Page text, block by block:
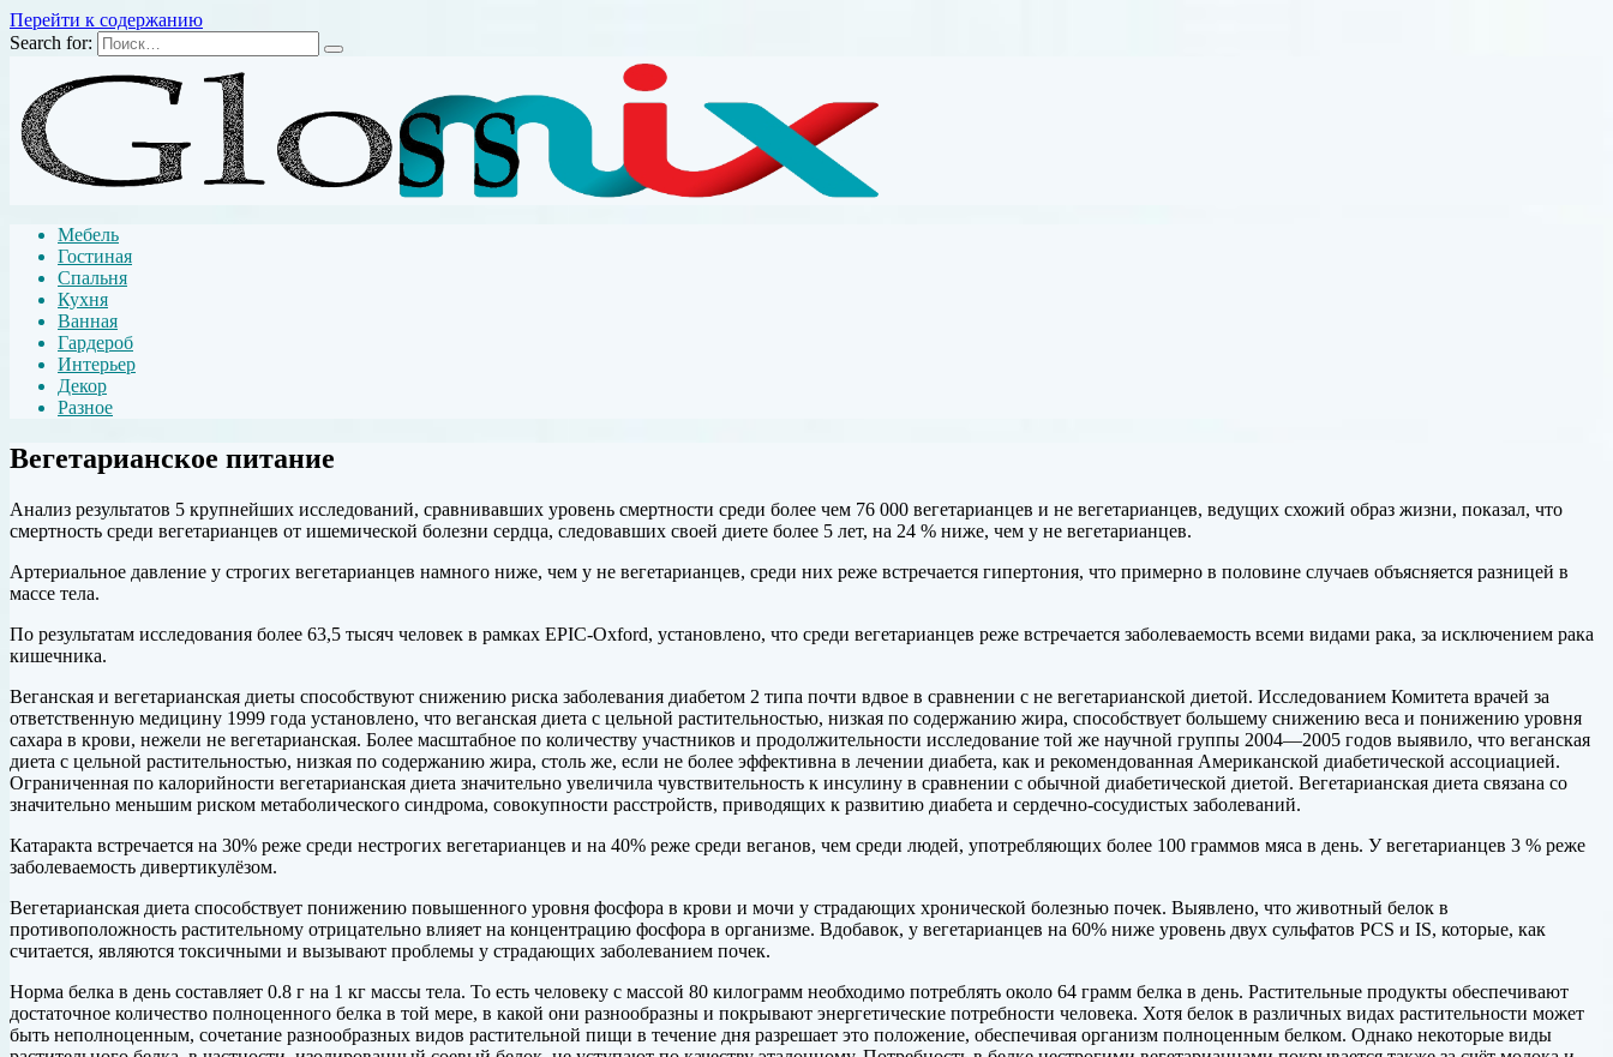
Перейти к содержанию
Search for:
Мебель
Гостиная
Спальня
Кухня
Ванная
Гардероб
Интерьер
Декор
Разное
Вегетарианское питание
Анализ результатов 5 крупнейших исследований, сравнивавших уровень смертности среди более чем 76 000 вегетарианцев и не вегетарианцев, ведущих схожий образ жизни, показал, что
смертность среди вегетарианцев от ишемической болезни сердца, следовавших своей диете более 5 лет, на 24 % ниже, чем у не вегетарианцев.
Артериальное давление у строгих вегетарианцев намного ниже, чем у не вегетарианцев, среди них реже встречается гипертония, что примерно в половине случаев объясняется разницей в
массе тела.
По результатам исследования более 63,5 тысяч человек в рамках EPIC-Oxford, установлено, что среди вегетарианцев реже встречается заболеваемость всеми видами рака, за исключением рака
кишечника.
Веганская и вегетарианская диеты способствуют снижению риска заболевания диабетом 2 типа почти вдвое в сравнении с не вегетарианской диетой. Исследованием Комитета врачей за
ответственную медицину 1999 года установлено, что веганская диета с цельной растительностью, низкая по содержанию жира, способствует большему снижению веса и понижению уровня
сахара в крови, нежели не вегетарианская. Более масштабное по количеству участников и продолжительности исследование той же научной группы 2004—2005 годов выявило, что веганская
диета с цельной растительностью, низкая по содержанию жира, столь же, если не более эффективна в лечении диабета, как и рекомендованная Американской диабетической ассоциацией.
Ограниченная по калорийности вегетарианская диета значительно увеличила чувствительность к инсулину в сравнении с обычной диабетической диетой. Вегетарианская диета связана со
значительно меньшим риском метаболического синдрома, совокупности расстройств, приводящих к развитию диабета и сердечно-сосудистых заболеваний.
Катаракта встречается на 30% реже среди нестрогих вегетарианцев и на 40% реже среди веганов, чем среди людей, употребляющих более 100 граммов мяса в день. У вегетарианцев 3 % реже
заболеваемость дивертикулёзом.
Вегетарианская диета способствует понижению повышенного уровня фосфора в крови и мочи у страдающих хронической болезнью почек. Выявлено, что животный белок в
противоположность растительному отрицательно влияет на концентрацию фосфора в организме. Вдобавок, у вегетарианцев на 60% ниже уровень двух сульфатов PCS и IS, которые, как
считается, являются токсичными и вызывают проблемы у страдающих заболеванием почек.
Норма белка в день составляет 0.8 г на 1 кг массы тела. То есть человеку с массой 80 килограмм необходимо потреблять около 64 грамм белка в день. Растительные продукты обеспечивают
достаточное количество полноценного белка в той мере, в какой они разнообразны и покрывают энергетические потребности человека. Хотя белок в различных видах растительности может
быть неполноценным, сочетание разнообразных видов растительной пищи в течение дня разрешает это положение, обеспечивая организм полноценным белком. Однако некоторые виды